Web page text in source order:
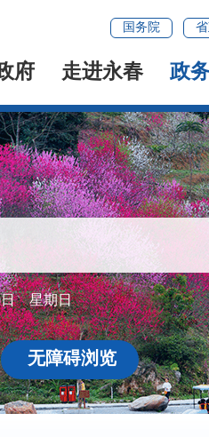
国务院
府 走进永春 政
日 星期日
无障碍浏览